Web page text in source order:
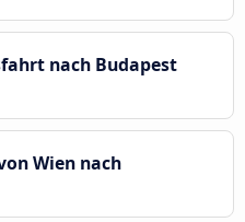
nach Budapest
Wien nach